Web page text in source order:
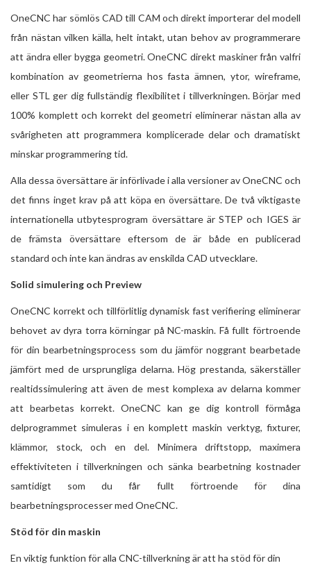
OneCNC har sömlös CAD till CAM och direkt importerar del modell
från nästan vilken källa, helt intakt, utan behov av programmerare
att ändra eller bygga geometri. OneCNC direkt maskiner från valfri
kombination av geometrierna hos fasta ämnen, ytor, wireframe,
eller STL ger dig fullständig flexibilitet i tillverkningen. Börjar med
100% komplett och korrekt del geometri eliminerar nästan alla av
svårigheten att programmera komplicerade delar och dramatiskt
minskar programmering tid.
Alla dessa översättare är införlivade i alla versioner av OneCNC och
det finns inget krav på att köpa en översättare. De två viktigaste
internationella utbytesprogram översättare är STEP och IGES är
de främsta översättare eftersom de är både en publicerad
standard och inte kan ändras av enskilda CAD utvecklare.
Solid simulering och Preview
OneCNC korrekt och tillförlitlig dynamisk fast verifiering eliminerar
behovet av dyra torra körningar på NC-maskin. Få fullt förtroende
för din bearbetningsprocess som du jämför noggrant bearbetade
jämfört med de ursprungliga delarna. Hög prestanda, säkerställer
realtidssimulering att även de mest komplexa av delarna kommer
att bearbetas korrekt. OneCNC kan ge dig kontroll förmåga
delprogrammet simuleras i en komplett maskin verktyg, fixturer,
klämmor, stock, och en del. Minimera driftstopp, maximera
effektiviteten i tillverkningen och sänka bearbetning kostnader
samtidigt som du får fullt förtroende för dina
bearbetningsprocesser med OneCNC.
Stöd för din maskin
En viktig funktion för alla CNC-tillverkning är att ha stöd för din